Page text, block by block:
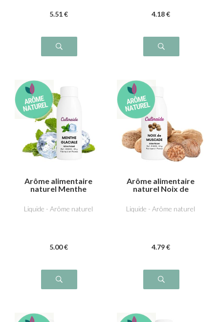
5.51 € 4.18 €
Arôme alimentaire
naturel Menthe
Liquide - Arôme naturel
5.00 €
Arôme alimentaire
naturel Noix de
Liquide - Arôme naturel
4.79 €